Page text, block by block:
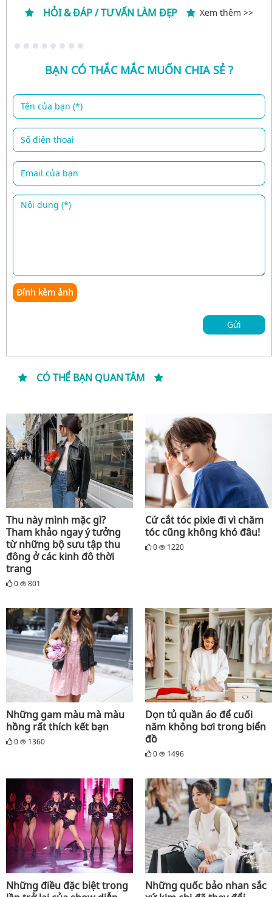
HỎI & ĐÁP / TƯ VẤN LÀM ĐẸP Xem thêm >>
BẠN CÓ THẮC MẮC MUỐN CHIA SẺ ?
Đính kèm ảnh
Gửi
CÓ THỂ BẠN QUAN TÂM
Thu này mình mặc gì?
Tham khảo ngay ý tưởng
từ những bộ sưu tập thu
đông ở các kinh đô thời
trang
0 801
Cứ cắt tóc pixie đi vì chăm
tóc cũng không khó đâu!
0 1220
Những gam màu mà màu
hồng rất thích kết bạn
0 1360
Dọn tủ quần áo để cuối
năm không bơi trong biển
đồ
0 1496
Những điều đặc biệt trong
Những quốc bảo nhan sắc